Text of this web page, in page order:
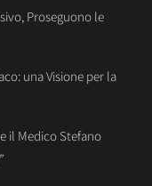
Proseguono le
una Visione per la
il Medico Stefano